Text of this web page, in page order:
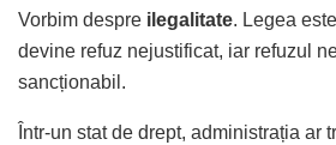
Vorbim despre ilegalitate. Legea
devine refuz nejustificat, iar refuzul
sancționabil.
Într-un stat de drept, administrația ar